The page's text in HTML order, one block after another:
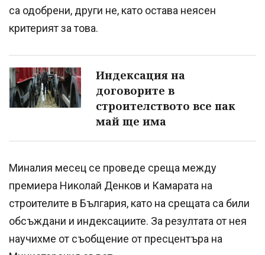
са одобрени, други не, като остава неясен
критерият за това.
Индексация на
договорите в
строителството все пак
май ще има
Миналия месец се проведе среща между
премиера Николай Денков и Камарата на
строителите в България, като на срещата са били
обсъждани и индексациите. За резултата от нея
научихме от съобщение от пресцентъра на